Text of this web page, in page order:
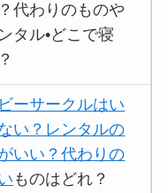
代わりのものや
タル•どこで寝
ーサークルはい
い？レンタルの
いい？代わりの
ものはどれ？